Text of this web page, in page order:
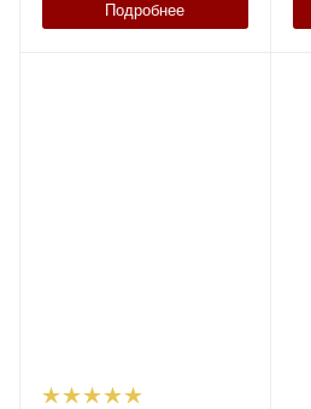
Подробнее